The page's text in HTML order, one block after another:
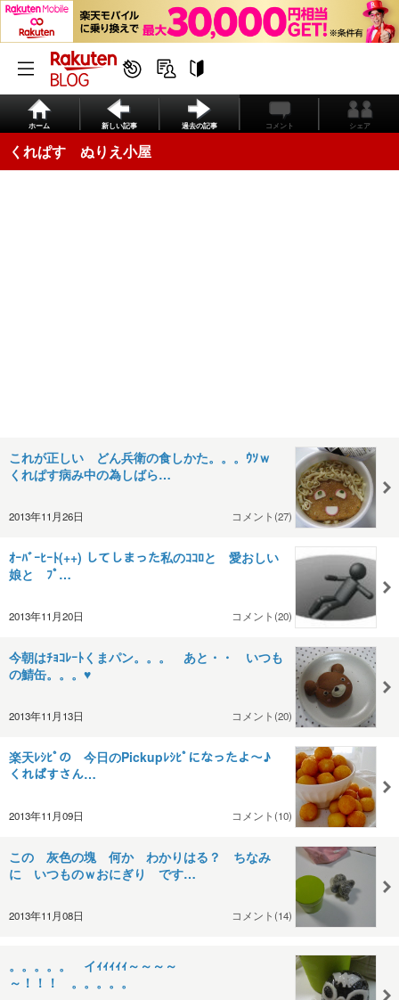
ホーム 新しい記事 過去の記事 コメント シェア
くれぱす ぬりえ小屋
これが正しい どん兵衛の食しかた。。。ｳｿｗ
くれぱす病み中の為しばら…
2013年11月26日 コメント(27)
ｵｰﾊﾞｰﾋｰﾄ(++) してしまった私のｺｺﾛと 愛おしい
娘と ﾌﾟ…
2013年11月20日 コメント(20)
今朝はﾁｮｺﾚｰﾄくまパン。。。 あと・・ いつも
の鯖缶。。。♥
2013年11月13日 コメント(20)
楽天ﾚｼﾋﾟの 今日のPickupﾚｼﾋﾟになったよ～♪
くれぱすさん…
2013年11月09日 コメント(10)
この 灰色の塊 何か わかりはる？ ちなみ
に いつものｗおにぎり です…
2013年11月08日 コメント(14)
。。。。。 イｨｨｨｨｨ～～～～
～！！！ 。。。。。